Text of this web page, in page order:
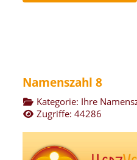
Namenszahl 8
Kategorie: Ihre
Zugriffe: 44286